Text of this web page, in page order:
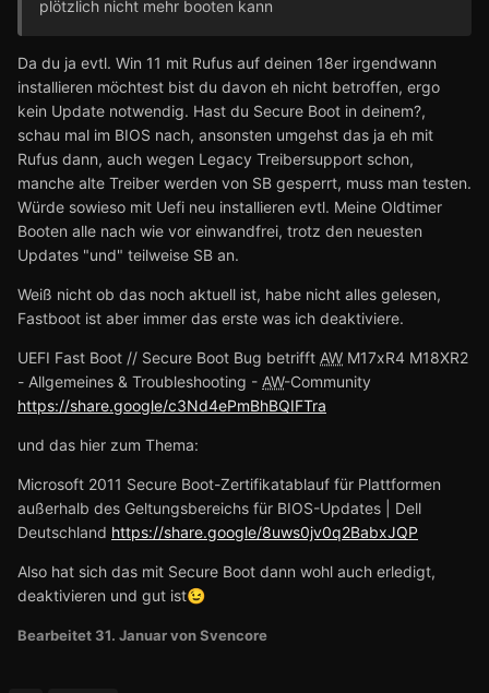
plötzlich nicht mehr booten kann
Da du ja evtl. Win 11 mit Rufus auf deinen 18er irgendwann
installieren möchtest bist du davon eh nicht betroffen, ergo
kein Update notwendig. Hast du Secure Boot in deinem?,
schau mal im BIOS nach, ansonsten umgehst das ja eh mit
Rufus dann, auch wegen Legacy Treibersupport schon,
manche alte Treiber werden von SB gesperrt, muss man testen.
Würde sowieso mit Uefi neu installieren evtl. Meine Oldtimer
Booten alle nach wie vor einwandfrei, trotz den neuesten
Updates "und" teilweise SB an.
Weiß nicht ob das noch aktuell ist, habe nicht alles gelesen,
Fastboot ist aber immer das erste was ich deaktiviere.
UEFI Fast Boot // Secure Boot Bug betrifft AW M17xR4 M18XR2
- Allgemeines & Troubleshooting - AW-Community
https://share.google/c3Nd4ePmBhBQIFTra
und das hier zum Thema:
Microsoft 2011 Secure Boot-Zertifikatablauf für Plattformen
außerhalb des Geltungsbereichs für BIOS-Updates | Dell
Deutschland https://share.google/8uws0jv0q2BabxJQP
Also hat sich das mit Secure Boot dann wohl auch erledigt,
deaktivieren und gut ist😉
Bearbeitet 31. Januarvon Svencore